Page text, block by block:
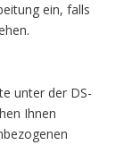
ein, falls
unter der DS-
Ihnen